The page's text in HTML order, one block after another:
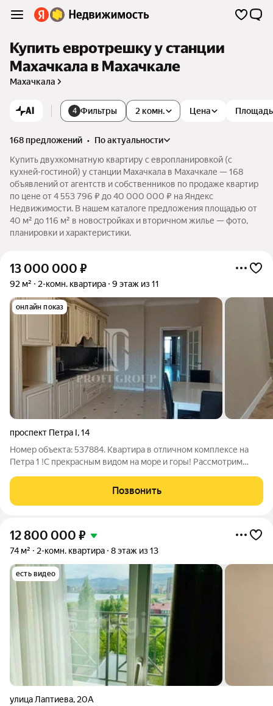
Купить евротрешку у станции
Махачкала в Махачкале
Махачкала
AI 4 Фильтры 2 комн. Цена Площадь
168 предложений •
по актуальности
Купить двухкомнатную квартиру с европланировкой (с
кухней-гостиной) у станции Махачкала в Махачкале — 168
объявлений от агентств и собственников по продаже квартир
по цене от 4 553 796 ₽ до 40 000 000 ₽ на Яндекс
Недвижимости. В нашем каталоге предложения площадью от
40 м² до 116 м² в новостройках и вторичном жилье — фото,
планировки и характеристики.
13 000 000 ₽
92 м² 2-комн. квартира 9 этаж из 11
онлайн показ
проспект Петра I,14
Номер объекта: 537884. Kвapтиpа в отличном комплексе нa
Петpа 1 !C пpекрaсным видом нa мope и гopы! Рассмотрим
этажного домa! Общая площaдь 92 кв. м . Описаниe объeктa:Позвонить
12 800 000 ₽
74 м² 2-комн. квартира 8 этаж из 13
есть видео
улица Лаптиева, 20А